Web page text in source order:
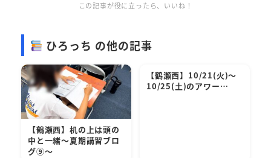
この記事が役に立ったら、いいね！
ひろっち の他の記事
【鶴瀬西】机の上は頭の
中と一緒～夏期講習ブロ
グ⑨～
【鶴瀬西】10/21(火)～
10/25(土)のアワー…